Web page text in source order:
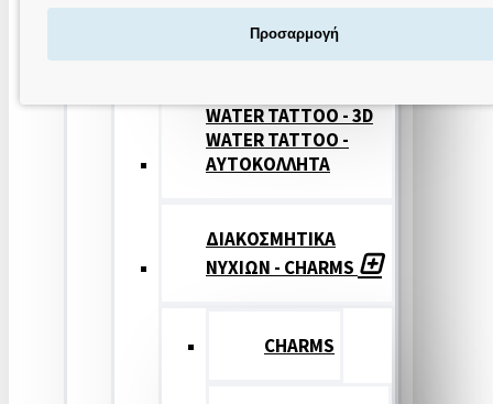
ΣΦΡΑΓΙΔΕΣ
ΝΥΧΙΩΝ
WATER TATTOO - 3D
WATER TATTOO -
ΑΥΤΟΚΟΛΛΗΤΑ
ΔΙΑΚΟΣΜΗΤΙΚΑ
ΝΥΧΙΩΝ - CHARMS
CHARMS
Προσαρμογή